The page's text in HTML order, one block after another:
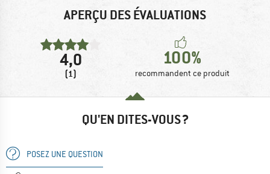
APERÇU DES ÉVALUATIONS
4,0
(1)
100%
recommandent ce produit
QU'EN DITES-VOUS ?
POSEZ UNE QUESTION